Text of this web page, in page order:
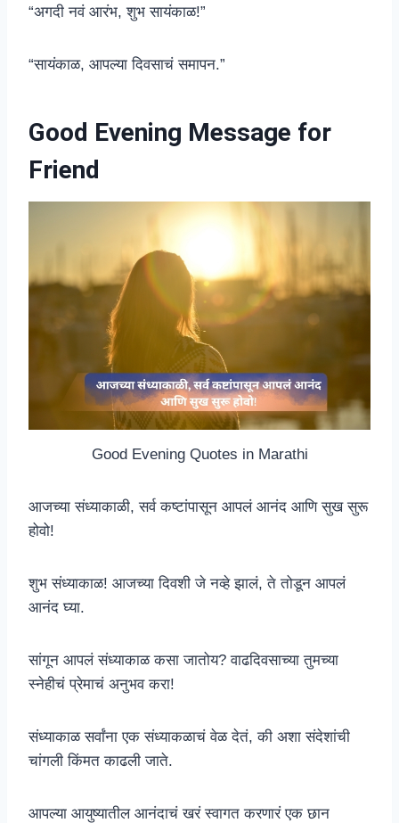
“अगदी नवं आरंभ, शुभ सायंकाळ!”
“सायंकाळ, आपल्या दिवसाचं समापन.”
Good Evening Message for
Friend
Good Evening Quotes in Marathi
आजच्या संध्याकाळी, सर्व कष्टांपासून आपलं आनंद आणि सुख सुरू
होवो!
शुभ संध्याकाळ! आजच्या दिवशी जे नव्हे झालं, ते तोडून आपलं
आनंद घ्या.
सांगून आपलं संध्याकाळ कसा जातोय? वाढदिवसाच्या तुमच्या
स्नेहीचं प्रेमाचं अनुभव करा!
संध्याकाळ सर्वांना एक संध्याकळाचं वेळ देतं, की अशा संदेशांची
चांगली किंमत काढली जाते.
आपल्या आयुष्यातील आनंदाचं खरं स्वागत करणारं एक छान